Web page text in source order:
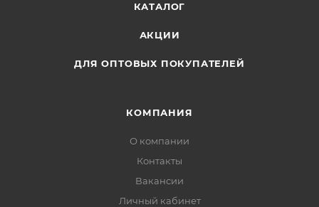
КАТАЛОГ
АКЦИИ
ДЛЯ ОПТОВЫХ ПОКУПАТЕЛЕЙ
КОМПАНИЯ
О компании
Контакты
Вакансии
Личный кабинет